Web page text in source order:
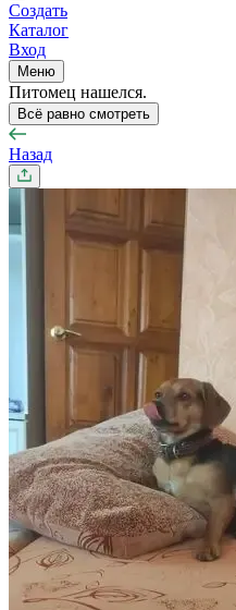
Создать
Каталог
Вход
Меню
Питомец нашелся.
Всё равно смотреть
Назад